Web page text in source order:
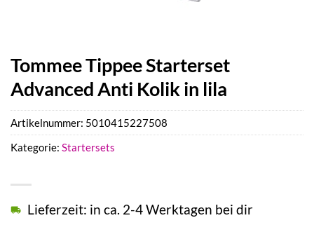
Tommee Tippee Starterset
Advanced Anti Kolik in lila
Lieferzeit: in ca. 2-4 Werktagen bei dir
Artikelnummer: 5010415227508
Kategorie: Startersets